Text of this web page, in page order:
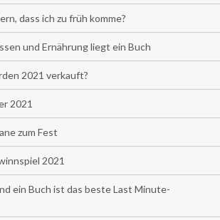
dass ich zu früh komme?
und Ernährung liegt ein Buch
2021 verkauft?
2021
zum Fest
2021
ein Buch ist das beste Last Minute-